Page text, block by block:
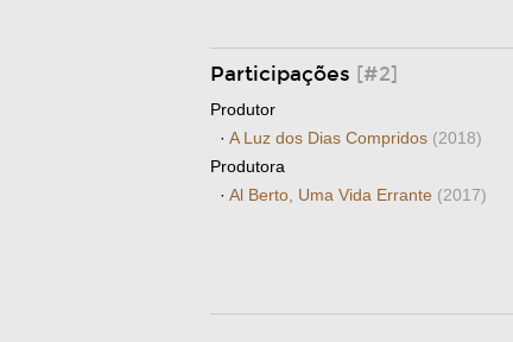
Participações [#2]
Produtor
· A Luz dos Dias Compridos (2018)
Produtora
· Al Berto, Uma Vida Errante (2017)